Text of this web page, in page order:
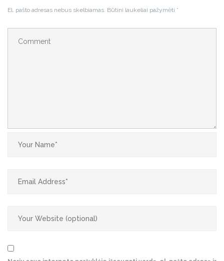
El. pašto adresas nebus skelbiamas. Būtini laukeliai pažymėti *